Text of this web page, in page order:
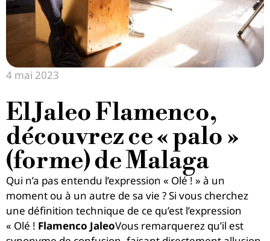
4 mai 2023
El Jaleo Flamenco,
découvrez ce « palo »
(forme) de Malaga
Qui n’a pas entendu l’expression « Olé ! » à un
moment ou à un autre de sa vie ? Si vous cherchez
une définition technique de ce qu’est l’expression
« Olé ! Flamenco JaleoVous remarquerez qu’il est